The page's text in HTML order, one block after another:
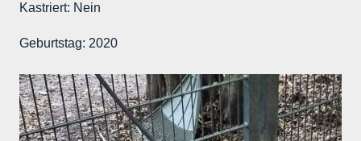
Kastriert: Nein
Geburtstag: 2020